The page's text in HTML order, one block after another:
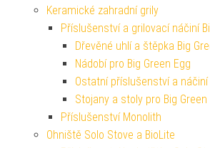
Keramické zahradní grily
Příslušenství a grilovací náčiní
Dřevěné uhlí a štěpka Big
Nádobí pro Big Green Egg
Ostatní příslušenství a náčiní
Stojany a stoly pro Big Green
Příslušenství Monolith
Ohniště Solo Stove a BioLite